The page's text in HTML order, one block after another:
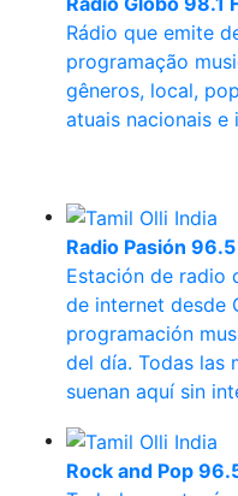
Rádio que emite
programação
gêneros, local,
atuais nacionais e
Radio Pasión
Estación de radio
de internet desde
programación
del día. Todas las
suenan aquí sin
Rock and Pop